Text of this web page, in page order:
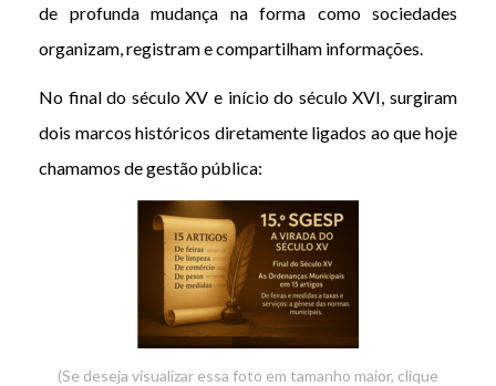
de profunda mudança na forma como sociedades
organizam, registram e compartilham informações.
No final do século XV e início do século XVI, surgiram
dois marcos históricos diretamente ligados ao que hoje
chamamos de gestão pública:
(Se deseja visualizar essa foto em tamanho maior, clique